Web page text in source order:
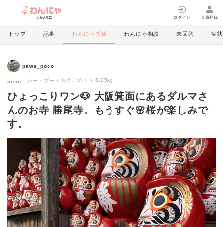
ログイン 会員登録
トップ 記事 わんにゃ投稿 わんにゃ相談 未回答 症状
paws_poco
pöcö シー・ズー おとこの子 6.25kg
ひょっこりワン🐶 大阪箕面にあるダルマさ
んのお寺 勝尾寺。もうすぐ🌸桜が楽しみで
す。